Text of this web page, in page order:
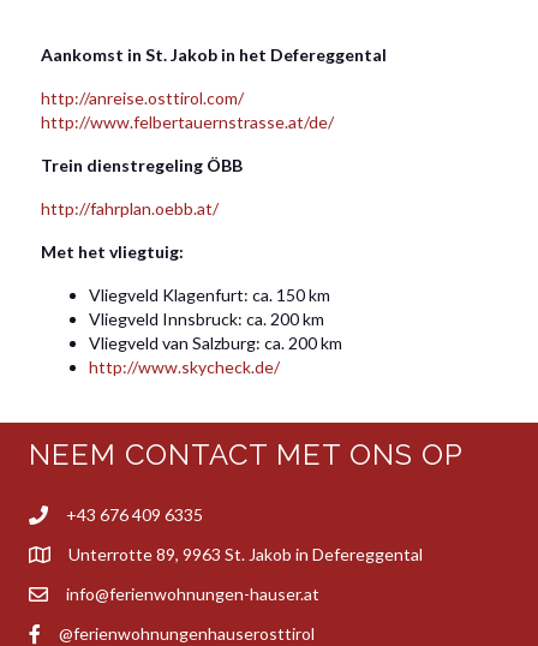
Aankomst in St. Jakob in het Defereggental
http://anreise.osttirol.com/
http://www.felbertauernstrasse.at/de/
Trein dienstregeling ÖBB
http://fahrplan.oebb.at/
Met het vliegtuig:
Vliegveld Klagenfurt: ca. 150 km
Vliegveld Innsbruck: ca. 200 km
Vliegveld van Salzburg: ca. 200 km
http://www.skycheck.de/
NEEM CONTACT MET ONS OP
+43 676 409 6335
Unterrotte 89, 9963 St. Jakob in Defereggental
info@ferienwohnungen-hauser.at
@ferienwohnungenhauserosttirol